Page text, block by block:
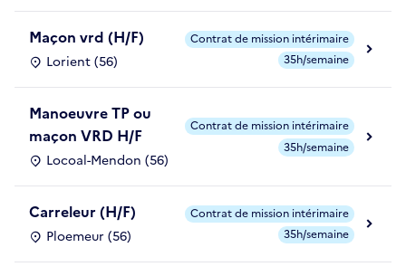
Maçon vrd (H/F)
Lorient (56)
Contrat de mission intérimaire
35h/semaine
Manoeuvre TP ou
maçon VRD H/F
Locoal-Mendon (56)
Contrat de mission intérimaire
35h/semaine
Carreleur (H/F)
Ploemeur (56)
Contrat de mission intérimaire
35h/semaine